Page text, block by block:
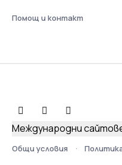
Помощ и контакт
Общи условия
Международни